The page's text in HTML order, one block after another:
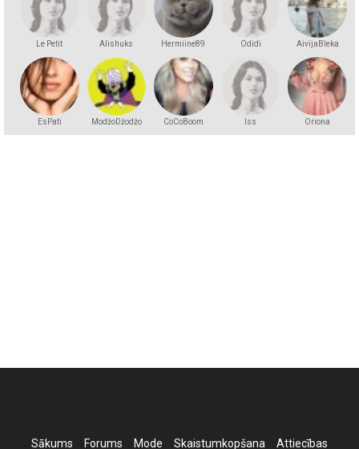
Le Petit Alishuks Hermiine89 Odidi AivijaBleka
EsPati ModžoDžodžo CoCoBoom lss Oriona
Sākums Forums Mode Skaistumkopšana Attiecības